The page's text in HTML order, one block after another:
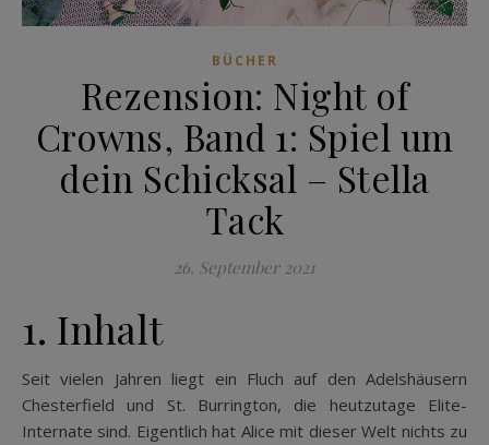
BÜCHER
Rezension: Night of
Crowns, Band 1: Spiel um
dein Schicksal – Stella
Tack
26. September 2021
1. Inhalt
Seit vielen Jahren liegt ein Fluch auf den Adelshäusern
Chesterfield und St. Burrington, die heutzutage Elite-
Internate sind. Eigentlich hat Alice mit dieser Welt nichts zu